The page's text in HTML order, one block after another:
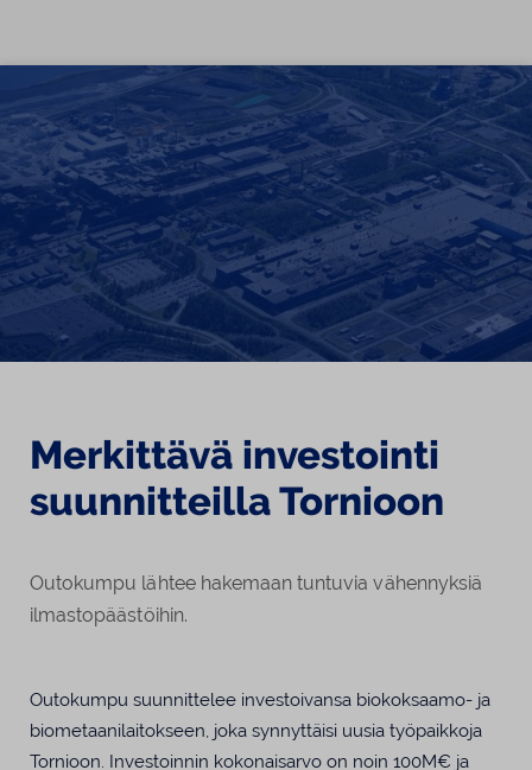
Siirry sisältöön
Merkittävä investointi
suunnitteilla Tornioon
Outokumpu lähtee hakemaan tuntuvia vähennyksiä
ilmastopäästöihin.
Outokumpu suunnittelee investoivansa biokoksaamo- ja
biometaanilaitokseen, joka synnyttäisi uusia työpaikkoja
Tornioon. Investoinnin kokonaisarvo on noin 100M€ ja